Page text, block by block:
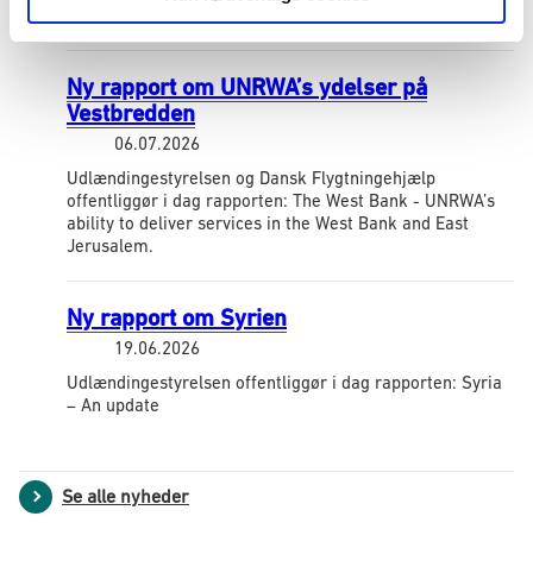
Ny rapport om UNRWA’s ydelser på
Vestbredden
06.07.2026
Udlændingestyrelsen og Dansk Flygtningehjælp
offentliggør i dag rapporten: The West Bank - UNRWA’s
ability to deliver services in the West Bank and East
Jerusalem.
Ny rapport om Syrien
19.06.2026
Udlændingestyrelsen offentliggør i dag rapporten: Syria
– An update
Se alle nyheder